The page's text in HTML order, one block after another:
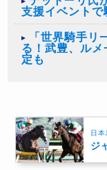
支援イベントで
「世界騎手
る！武豊、ル
定も
日
ジ